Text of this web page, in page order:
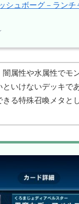
シュボーグ－ランチ
闇属性や水属性でモ
といけないデッキで
きる特殊召喚メタと